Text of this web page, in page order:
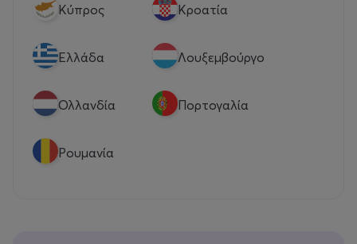
Κύπρος Κροατία
Eλλάδα Λουξεμβούργο
Ολλανδία Πορτογαλία
Ρουμανία